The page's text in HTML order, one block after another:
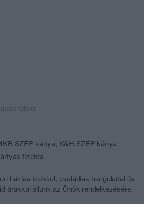
többet
SZÉP kártya, K&H SZÉP kártya
fizetés
házias ízekkel, családias hangulattal és
árakkal állunk az Önök rendelkezésére.